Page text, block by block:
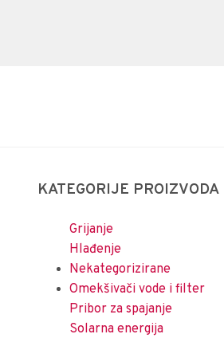
KATEGORIJE PROIZVODA
Grijanje
Hlađenje
Nekategorizirane
Omekšivači vode i filter
Pribor za spajanje
Solarna energija